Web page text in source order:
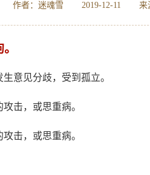
作者：迷魂雪 2019-12-11 来
意见分歧，受到孤立。
击，或思重病。
击，或思重病。